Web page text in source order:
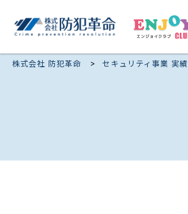
株式会社 防犯革命 > セキュリティ事業 実績